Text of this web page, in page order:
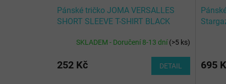
Pánské tričko JOMA VERSALLES
SHORT SLEEVE T-SHIRT BLACK
SKLADEM - Doručení 8-13 dní(>5 ks)
252 Kč DETAIL 695